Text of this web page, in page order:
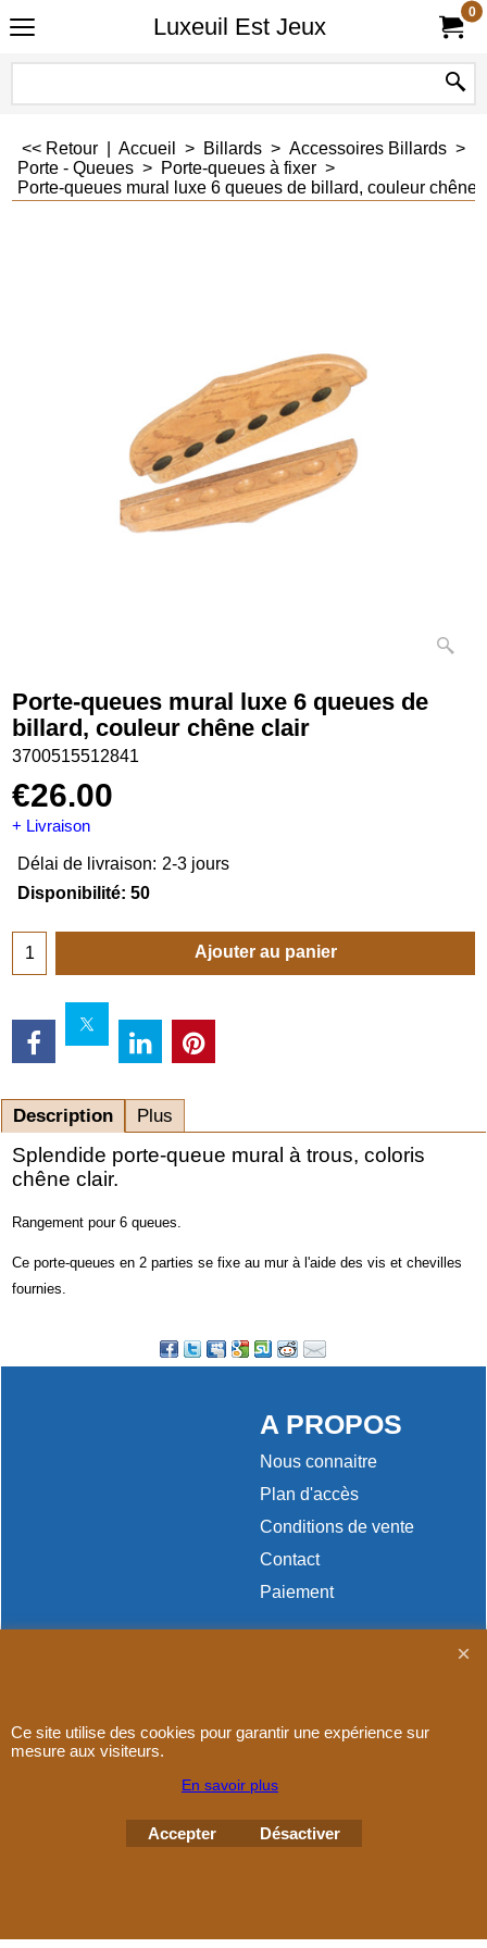
Luxeuil Est Jeux
0
<< Retour Accueil > Billards > Accessoires Billards >
Porte - Queues > Porte-queues à fixer >
Porte-queues mural luxe 6 queues de billard, couleur chêne
Porte-queues mural luxe 6 queues de
billard, couleur chêne clair
3700515512841
€26.00
+ Livraison
Délai de livraison: 2-3 jours
Disponibilité: 50
Ajouter au panier
Description Plus
Splendide porte-queue mural à trous, coloris
chêne clair.
Rangement pour 6 queues.
Ce porte-queues en 2 parties se fixe au mur à l'aide des vis et chevilles
fournies.
A PROPOS
Nous connaitre
Plan d'accès
Conditions de vente
Contact
Paiement
Boutique en ligne créés
avec le logiciel
Ce site utilise des cookies pour garantir une expérience sur
mesure aux visiteurs.
En savoir plus
Accepter Désactiver